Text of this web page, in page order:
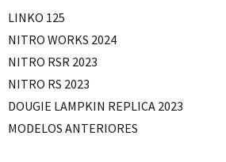
LINKO 125
NITRO WORKS 2024
NITRO RSR 2023
NITRO RS 2023
DOUGIE LAMPKIN REPLICA 2023
MODELOS ANTERIORES